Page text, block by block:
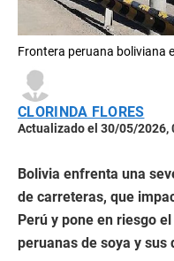
Frontera peruana boliviana
CLORINDA FLORES
Actualizado el 30/05/2026,
Bolivia enfrenta una
de carreteras, que
Perú y pone en riesgo
peruanas de soya y sus